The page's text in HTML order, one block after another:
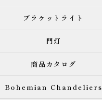
ブラケットライト
門灯
商品カタログ
Bohemian Chandeliers